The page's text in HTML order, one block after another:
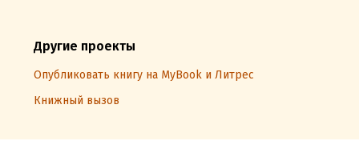
Другие проекты
Опубликовать книгу на MyBook и Литрес
Книжный вызов